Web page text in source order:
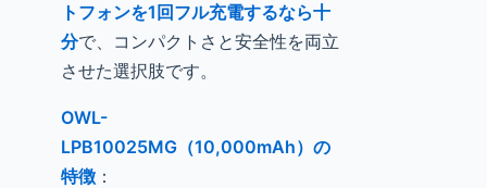
トフォンを1回フル充電するなら十
分で、コンパクトさと安全性を両立
させた選択肢です。
OWL-
LPB10025MG（10,000mAh）の
特徴 ：